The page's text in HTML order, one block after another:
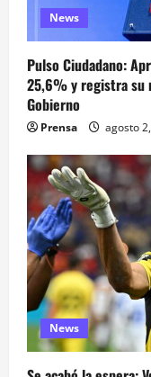
News
Pulso Ciudadano:
25,6% y registra su
Gobierno
Prensa agosto
News